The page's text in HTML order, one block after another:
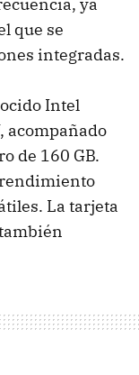
ya
que se
integradas.
Intel
acompañado
de 160 GB.
La tarjeta